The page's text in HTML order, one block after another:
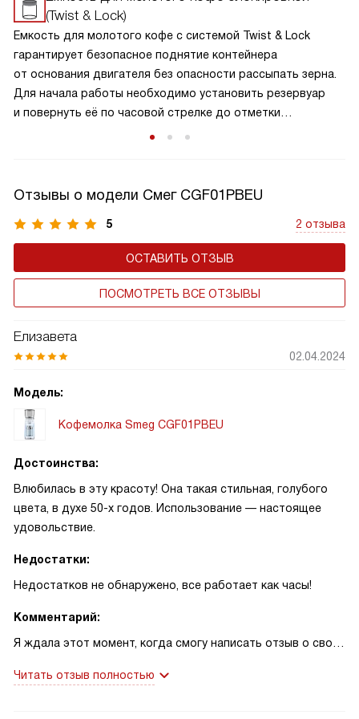
(Twist & Lock)
Емкость для молотого кофе с системой Twist & Lock
гарантирует безопасное поднятие контейнера
от основания двигателя без опасности рассыпать зерна.
Для начала работы необходимо установить резервуар
и повернуть её по часовой стрелке до отметки
на корпусе, только в этом случае откроется отверстие
Отзывы о модели Смег CGF01PBEU
5 2 отзыва
ОСТАВИТЬ ОТЗЫВ
ПОСМОТРЕТЬ ВСЕ ОТЗЫВЫ
Елизавета
02.04.2024
Модель:
Кофемолка Smeg CGF01PBEU
Достоинства:
Влюбилась в эту красоту! Она такая стильная, голубого
цвета, в духе 50-х годов. Использование — настоящее
удовольствие.
Недостатки:
Недостатков не обнаружено, все работает как часы!
Комментарий:
Я ждала этот момент, когда смогу написать отзыв о своей
украшением моей кухни. Голубой цвет корпуса,
Читать отзыв полностью